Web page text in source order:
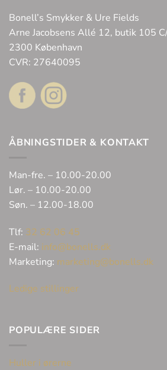
Bonell’s Smykker & Ure Fields
Arne Jacobsens Allé 12, butik 105
2300 København
CVR: 27640095
ÅBNINGSTIDER & KONTAKT
Man-fre. – 10.00-20.00
Lør. – 10.00-20.00
Søn. – 12.00-18.00
Tlf: 32 62 06 45
E-mail: info@bonells.dk
Marketing: marketing@bonells.dk
Ledige stillinger
POPULÆRE SIDER
Huller i ørerne